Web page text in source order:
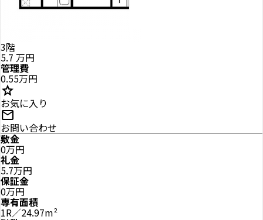
3階
5.7 万円
管理費
0.55万円
star
お気に入り
mail
お問い合わせ
敷金
0万円
礼金
5.7万円
保証金
0万円
専有面積
1R／24.97m²